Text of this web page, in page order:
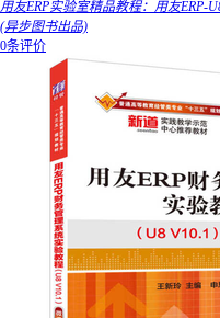
用友ERP实验室精品教程：用友ERP-
(异步图书出品)
0条评价